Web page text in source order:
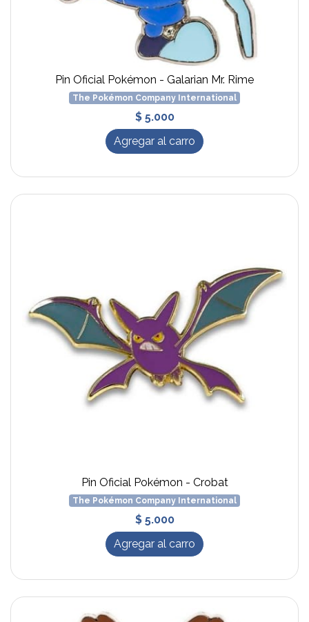
Pin Oficial Pokémon - Galarian Mr. Rime
The Pokémon Company International
$ 5.000
Agregar al carro
Pin Oficial Pokémon - Crobat
The Pokémon Company International
$ 5.000
Agregar al carro